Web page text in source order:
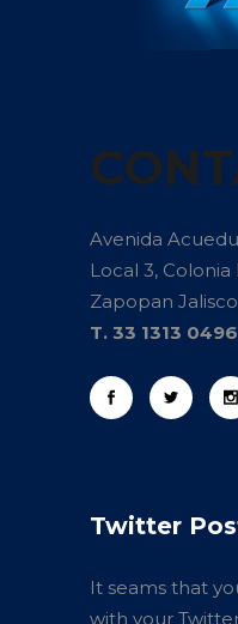
Avenida
Local 3,
Zapopan
T. 33 1313 0496
Twitter
It seams that
with your